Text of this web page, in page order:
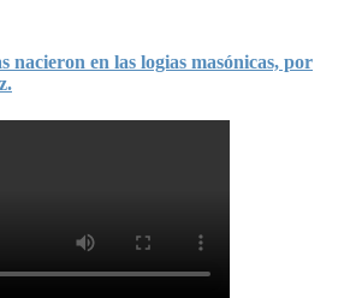
nacieron en las logias masónicas, por